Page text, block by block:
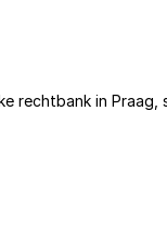
rechtbank in Praag,